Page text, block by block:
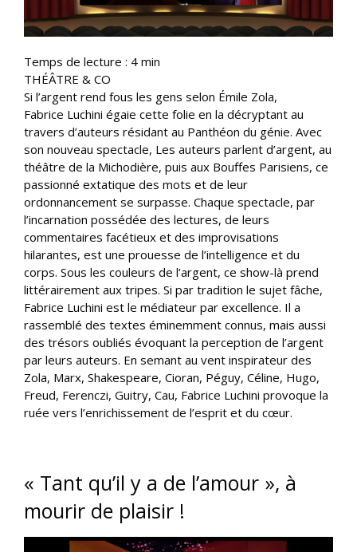
Temps de lecture : 4 min
THÉÂTRE & CO
Si l’argent rend fous les gens selon Émile Zola,
Fabrice Luchini égaie cette folie en la décryptant au
travers d’auteurs résidant au Panthéon du génie. Avec
son nouveau spectacle, Les auteurs parlent d’argent, au
théâtre de la Michodière, puis aux Bouffes Parisiens, ce
passionné extatique des mots et de leur
ordonnancement se surpasse. Chaque spectacle, par
l’incarnation possédée des lectures, de leurs
commentaires facétieux et des improvisations
hilarantes, est une prouesse de l’intelligence et du
corps. Sous les couleurs de l’argent, ce show-là prend
littérairement aux tripes. Si par tradition le sujet fâche,
Fabrice Luchini est le médiateur par excellence. Il a
rassemblé des textes éminemment connus, mais aussi
des trésors oubliés évoquant la perception de l’argent
par leurs auteurs. En semant au vent inspirateur des
Zola, Marx, Shakespeare, Cioran, Péguy, Céline, Hugo,
Freud, Ferenczi, Guitry, Cau, Fabrice Luchini provoque la
ruée vers l’enrichissement de l’esprit et du cœur.
« Tant qu’il y a de l’amour », à
mourir de plaisir !